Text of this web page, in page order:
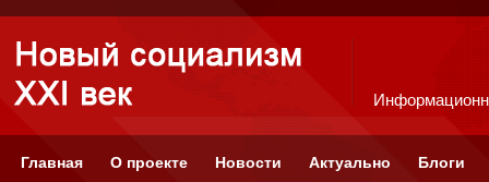
Главная О проекте Новости Актуально Блоги